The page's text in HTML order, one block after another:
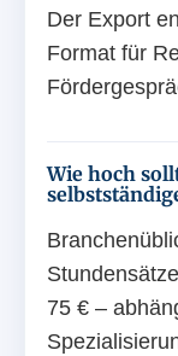
Der Export
Format für
Wie hoch
75 € –